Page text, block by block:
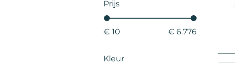
Prijs
€ 10 € 6.776
Kleur